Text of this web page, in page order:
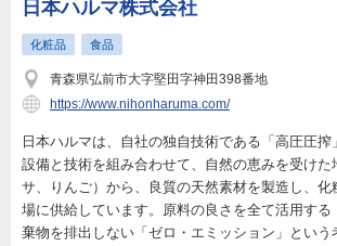
日本ハルマ株式会社
化粧品 食品
青森県弘前市大字堅田字神田398番地
https://www.nihonharuma.com/
日本ハルマは、自社の独自技術である「高圧圧
設備と技術を組み合わせて、自然の恵みを受けた
サ、りんご）から、良質の天然素材を製造し、化
場に供給しています。原料の良さを全て活用する
棄物を排出しない「ゼロ・エミッション」という